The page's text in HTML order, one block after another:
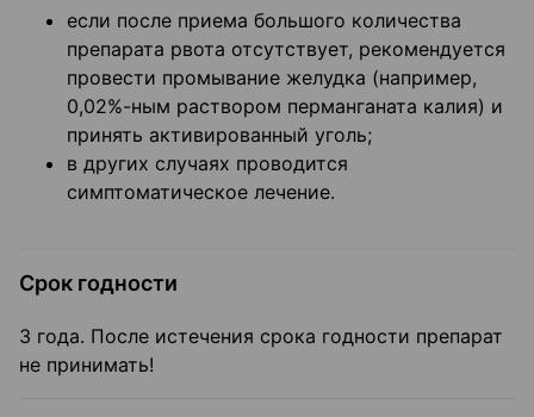
если после приема большого количества
препарата рвота отсутствует, рекомендуется
провести промывание желудка (например,
0,02%-ным раствором перманганата калия) и
принять активированный уголь;
в других случаях проводится
симптоматическое лечение.
Срок годности
3 года. После истечения срока годности препарат
не принимать!